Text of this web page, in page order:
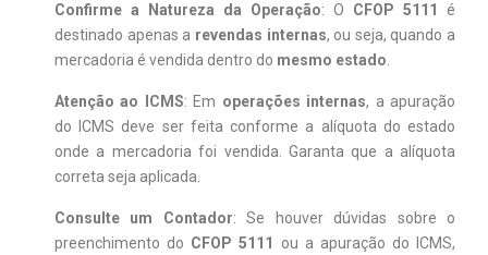
Confirme a Natureza da Operação: O CFOP 5111
é
destinado apenas a revendas internas, ou seja, quando a
mercadoria é vendida dentro do mesmo estado
Atenção ao ICMS: Em operações internas, a apuração
do ICMS deve ser feita conforme a alíquota do estado
onde a mercadoria foi vendida. Garanta que a alíquota
correta seja aplicada.
Consulte um Contador: Se houver dúvidas sobre o
preenchimento do CFOP 5111
ou a apuração do ICMS,